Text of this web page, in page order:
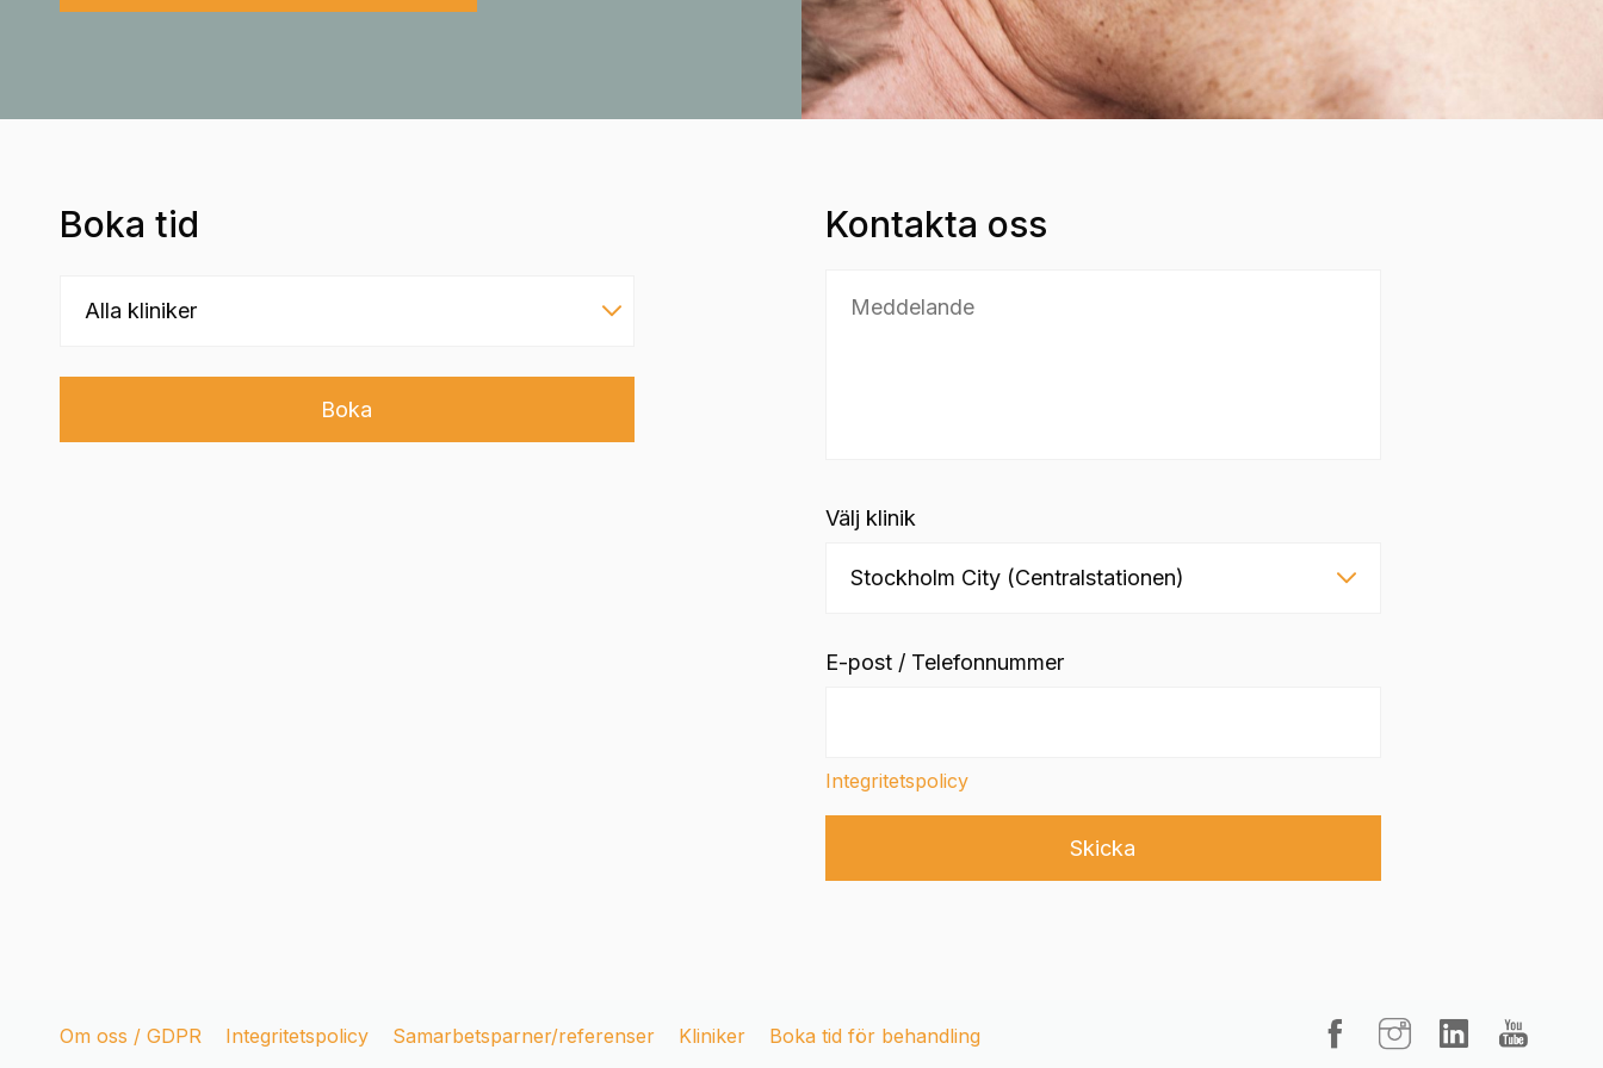
Boka tid Kontakta oss
Välj klinik
E-post / Telefonnummer
Integritetspolicy
Om oss / GDPR Integritetspolicy Samarbetsparner/referenser Kliniker Boka tid för behandling